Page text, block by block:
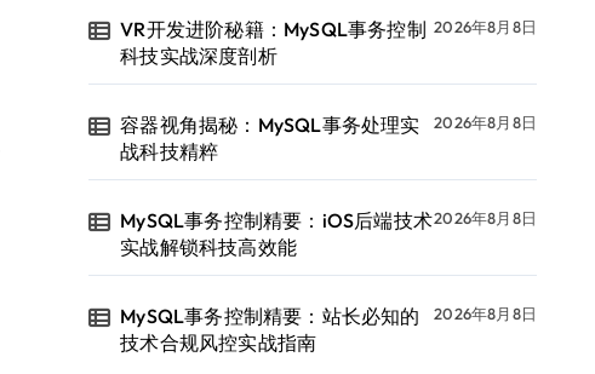
VR开发进阶秘籍：MySQL事务控制
科技实战深度剖析
2026年8月8日
容器视角揭秘：MySQL事务处理实
战科技精粹
2026年8月8日
MySQL事务控制精要：iOS后端技术
实战解锁科技高效能
2026年8月8日
MySQL事务控制精要：站长必知的
技术合规风控实战指南
2026年8月8日